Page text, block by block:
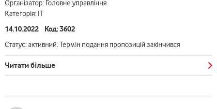
Організатор: Головне управління
Категорія: ІТ
14.10.2022 Код: 3602
Статус: активний. Термін подання пропозицій закінчився
Читати більше